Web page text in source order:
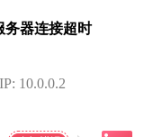
务器连接超时
10.0.0.2